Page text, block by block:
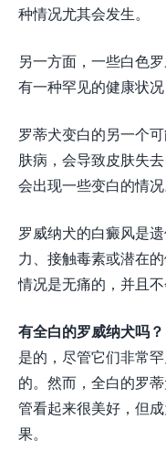
种情况尤其会发生。
另一方面，一些白色
有一种罕见的健康状况
罗蒂犬变白的另一个
肤病，会导致皮肤失
会出现一些变白的情
罗威纳犬的白癜风是
力、接触毒素或潜在
情况是无痛的，并且
有全白的罗威纳犬吗？
是的，尽管它们非常
的。然而，全白的罗
管看起来很美好，但
果。